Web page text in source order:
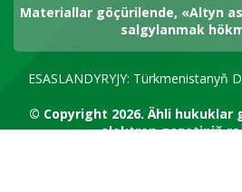
Materiallar göçürilende, «Altyn
salgylanmak
ESASLANDYRYJY: Türkmenistanyň
© Copyright 2026. Ähli hukuklar
elektron gazetiniň